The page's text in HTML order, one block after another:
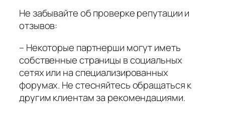
Не забывайте об проверке репутации и
отзывов:
– Некоторые партнерши могут иметь
собственные страницы в социальных
сетях или на специализированных
форумах. Не стесняйтесь обращаться к
другим клиентам за рекомендациями.